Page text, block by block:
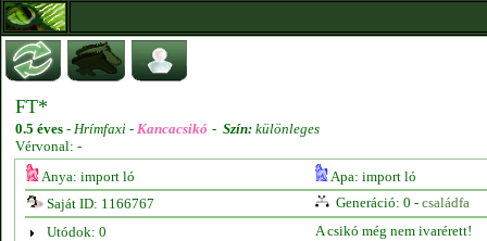
FT*
0.5 éves - Hrímfaxi - Kancacsikó - Szín: különleges
Vérvonal: -
Anya: import ló
Apa: import ló
Saját ID: 1166767
Generáció: 0 - családfa
Utódok: 0
A csikó még nem ivarérett!